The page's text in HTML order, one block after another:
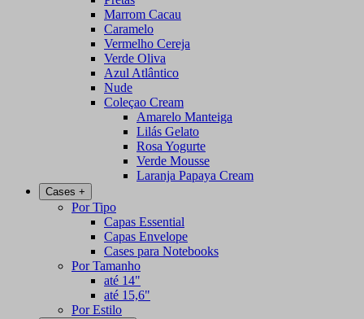
Marrom Cacau
Caramelo
Vermelho Cereja
Verde Oliva
Azul Atlântico
Nude
Coleçao Cream
Amarelo Manteiga
Lilás Gelato
Rosa Yogurte
Verde Mousse
Laranja Papaya Cream
Cases +
Por Tipo
Capas Essential
Capas Envelope
Cases para Notebooks
Por Tamanho
até 14"
até 15,6"
Por Estilo